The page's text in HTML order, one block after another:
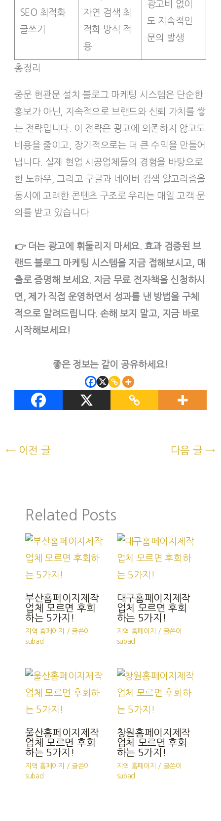
SEO 최적화
글쓰기
자연 검색 최
적화 방식 적
용
광고비 없이
도 지속적인
문의 발생
총정리
중문 현관문 설치 블로그 마케팅 시스템은 단순한
홍보가 아닌, 지속적으로 브랜드와 신뢰 가치를 쌓
는 전략입니다. 이 전략은 광고에 의존하지 않고도
비용을 줄이고, 장기적으로는 더 큰 수익을 만들어
냅니다. 실제 현업 시공업체들의 경험을 바탕으로
한 노하우, 그리고 구글과 네이버 검색 알고리즘을
동시에 고려한 콘텐츠 구조로 우리는 매일 고객 문
의를 받고 있습니다.
👉 더는 광고에 휘둘리지 마세요. 효과 검증된 브
랜드 블로그 마케팅 시스템을 지금 접해보시고, 매
출로 증명해 보세요. 지금 무료 전자책을 신청하시
면, 제가 직접 운영하면서 성과를 낸 방법을 구체
적으로 알려드립니다. 손해 보지 말고, 지금 바로
시작해보세요!
좋은 정보는 같이 공유하세요!
←이전 글 다음 글→
Related Posts
부산홈페이지제작
업체 모르면 후회
하는 5가지!
지역 홈페이지
/ 글쓴이
subad
대구홈페이지제작
업체 모르면 후회
하는 5가지!
지역 홈페이지 / 글쓴이
subad
울산홈페이지제작
업체 모르면 후회
하는 5가지!
지역 홈페이지
/ 글쓴이
subad
창원홈페이지제작
업체 모르면 후회
하는 5가지!
지역 홈페이지 / 글쓴이
subad